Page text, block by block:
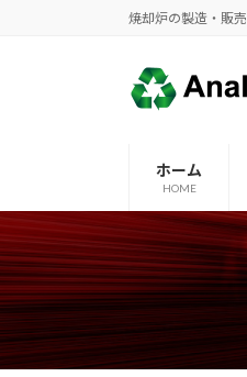
プ
動
焼却炉の製造・販売
ホーム
HOME